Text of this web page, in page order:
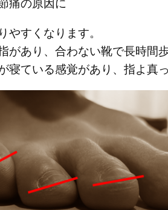
痛の原因に
やすくなります。
があり、合わない靴で長時間
寝ている感覚があり、指よ真